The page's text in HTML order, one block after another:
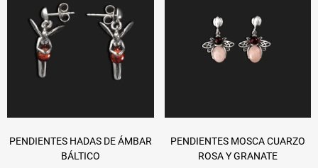
PENDIENTES HADAS DE ÁMBAR
BÁLTICO
PENDIENTES MOSCA CUARZO
ROSA Y GRANATE